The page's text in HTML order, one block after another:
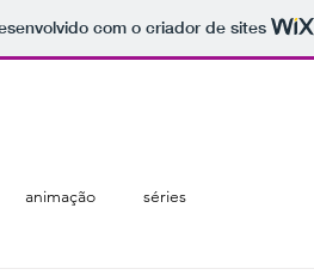
com o criador de sites
animação séries